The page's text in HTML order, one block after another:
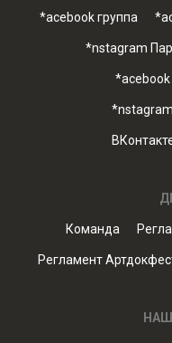
*acebook группа
*nstagram
*acebook
Команда
Регламент